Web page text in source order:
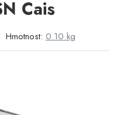
Cais
Hmotnost: 0.10 kg